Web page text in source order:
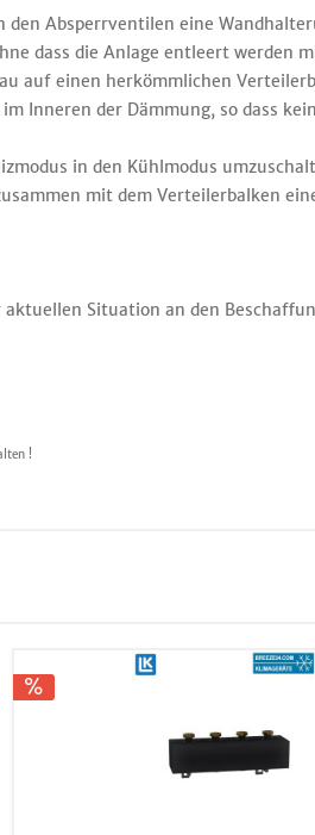
den Absperrventilen eine
dass die Anlage entleert werden
auf einen herkömmlichen
Inneren der Dämmung, so dass
in den Kühlmodus
mit dem Verteilerbalken
Situation an den
!